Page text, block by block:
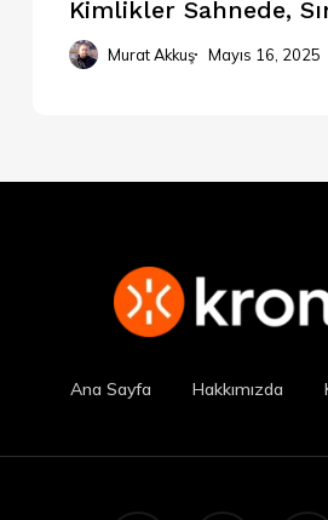
Kimlikler Sahnede,
Murat Akkuş Mayıs 16, 2025
Ana Sayfa Hakkımızda